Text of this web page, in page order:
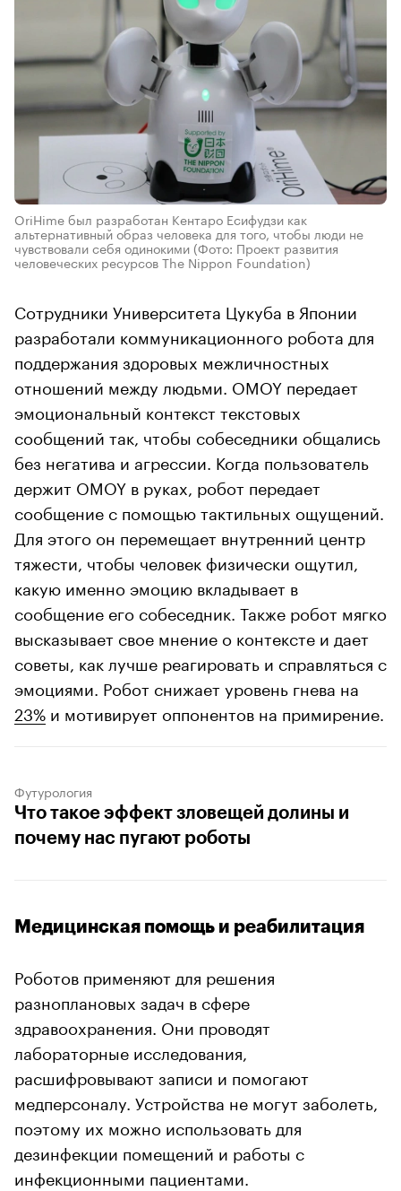
OriHime был разработан Кентаро Есифудзи как
альтернативный образ человека для того, чтобы люди не
чувствовали себя одинокими (Фото: Проект развития
человеческих ресурсов The Nippon Foundation)
Сотрудники Университета Цукуба в Японии
разработали коммуникационного робота для
поддержания здоровых межличностных
отношений между людьми. OMOY передает
эмоциональный контекст текстовых
сообщений так, чтобы собеседники общались
без негатива и агрессии. Когда пользователь
держит OMOY в руках, робот передает
сообщение с помощью тактильных ощущений.
Для этого он перемещает внутренний центр
тяжести, чтобы человек физически ощутил,
какую именно эмоцию вкладывает в
сообщение его собеседник. Также робот мягко
высказывает свое мнение о контексте и дает
советы, как лучше реагировать и справляться с
эмоциями. Робот снижает уровень гнева на
23% и мотивирует оппонентов на примирение.
Футурология
Что такое эффект зловещей долины и
почему нас пугают роботы
Медицинская помощь и реабилитация
Роботов применяют для решения
разноплановых задач в сфере
здравоохранения. Они проводят
лабораторные исследования,
расшифровывают записи и помогают
медперсоналу. Устройства не могут заболеть,
поэтому их можно использовать для
дезинфекции помещений и работы с
инфекционными пациентами.